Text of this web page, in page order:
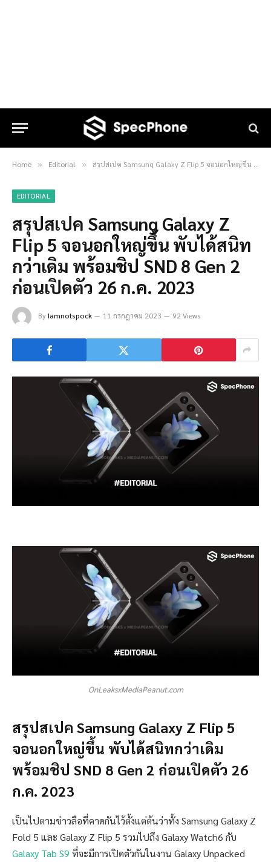
Home » Editorial » สรุปสเปค Samsung Galaxy Z Flip 5 จอนอกใหญ่ขึ้น พับได้สนิทกว่าเดิม พร้อมชิป SND 8 Gen 2 ก่อนเปิดตัว 26 ก.ค. 2023
EDITORIAL
สรุปสเปค Samsung Galaxy Z
Flip 5 จอนอกใหญ่ขึ้น พับได้สนิท
กว่าเดิม พร้อมชิป SND 8 Gen 2
ก่อนเปิดตัว 26 ก.ค. 2023
ByIamnotspock 11 กรกฎาคม 2023 92 Views
OnLeaksxMediaPeanut.com
สรุปสเปค Samsung Galaxy Z Flip 5
จอนอกใหญ่ขึ้น พับได้สนิทกว่าเดิม
พร้อมชิป SND 8 Gen 2 ก่อนเปิดตัว 26
ก.ค. 2023
เป็นไปตามข่าวลือที่คาดกันไว้ตั้งแต่ต้นว่าทั้ง Samsung Galaxy Z
Fold 5 และ Galaxy Z Flip 5 รวมไปถึง Galaxy Watch6 กับ
Galaxy Tab S9 ที่จะมีการเปิดตัวกันในงาน Galaxy Unpacked